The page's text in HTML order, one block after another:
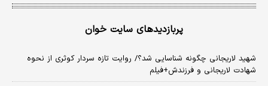
پربازدیدهای سایت خوان
شهید لاریجانی چگونه شناسایی شد؟/ روایت تازه سردار کوثری از نحوه
شهادت لاریجانی و فرزندش+فیلم